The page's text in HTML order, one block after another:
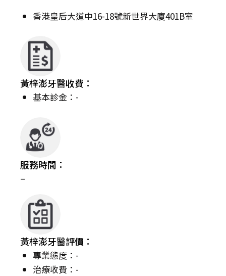
香港皇后大道中16-18號新世界大廈401B室
黃梓澎牙醫收費：
基本診金：-
服務時間：
–
黃梓澎牙醫評價：
專業態度：-
治療收費：-